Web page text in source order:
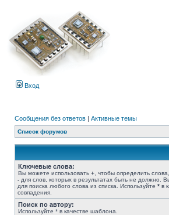
Вход
Сообщения без ответов | Активные темы
Список форумов
Ключевые слова:
Вы можете использовать + , чтобы определить
- для слов, которых в результатах быть не должно.
для поиска любого слова из списка. Используйте * в
совпадения.
Поиск по автору:
Используйте * в качестве шаблона.